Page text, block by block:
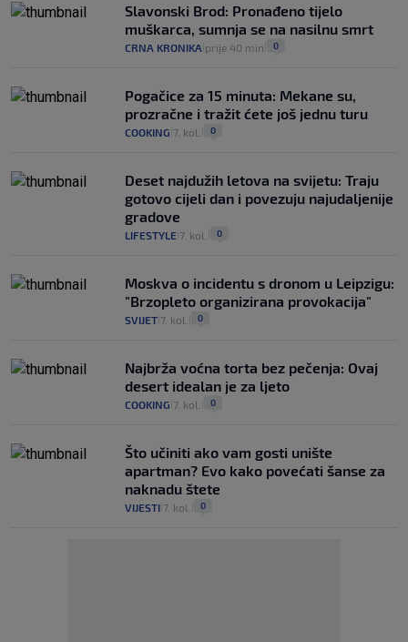
Slavonski Brod: Pronađeno tijelo
muškarca, sumnja se na nasilnu smrt
CRNA KRONIKA prije 40 min 0
Pogačice za 15 minuta: Mekane su,
prozračne i tražit ćete još jednu turu
COOKING 7. kol. 0
Deset najdužih letova na svijetu: Traju
gotovo cijeli dan i povezuju najudaljenije
gradove
LIFESTYLE 7. kol. 0
Moskva o incidentu s dronom u Leipzigu:
"Brzopleto organizirana provokacija"
SVIJET 7. kol. 0
Najbrža voćna torta bez pečenja: Ovaj
desert idealan je za ljeto
COOKING 7. kol. 0
Što učiniti ako vam gosti unište
apartman? Evo kako povećati šanse za
naknadu štete
VIJESTI 7. kol. 0